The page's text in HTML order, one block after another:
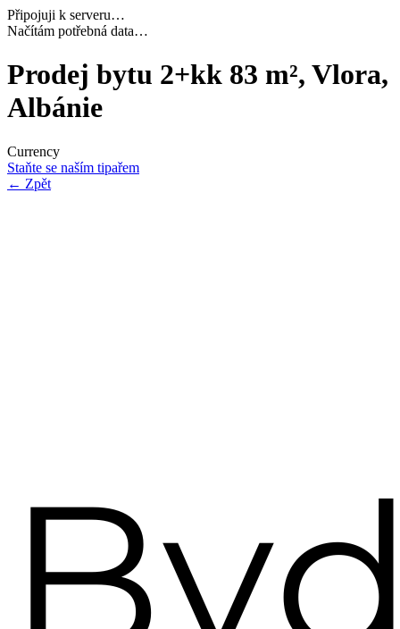
Připojuji k serveru…
Navazuji bezpečné spojení…
Prodej bytu 2+kk 83 m², Vlora,
Albánie
Currency
Staňte se naším tipařem
← Zpět